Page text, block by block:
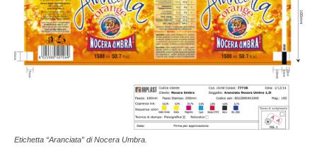
Etichetta “Aranciata” di Nocera Umbra.